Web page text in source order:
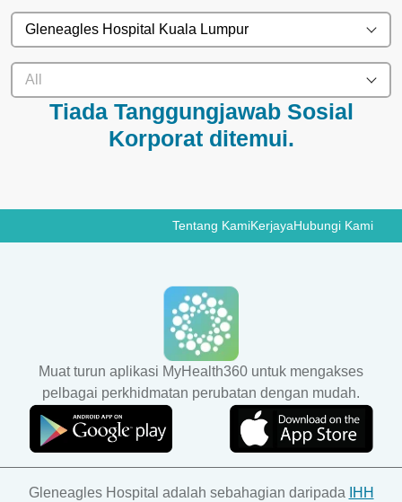
Gleneagles Hospital Kuala Lumpur
All
Tiada Tanggungjawab Sosial
Korporat ditemui.
Tentang KamiKerjayaHubungi Kami
Muat turun aplikasi MyHealth360 untuk mengakses
pelbagai perkhidmatan perubatan dengan mudah.
Gleneagles Hospital adalah sebahagian daripada
IHH